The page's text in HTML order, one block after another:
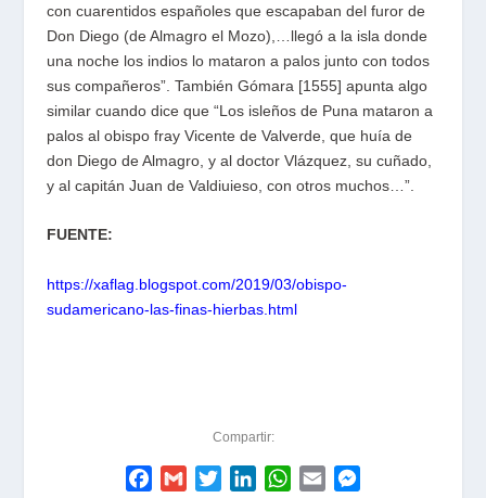
con cuarentidos españoles que escapaban del furor de
Don Diego (de Almagro el Mozo),…llegó a la isla donde
una noche los indios lo mataron a palos junto con todos
sus compañeros”. También Gómara [1555] apunta algo
similar cuando dice que “Los isleños de Puna mataron a
palos al obispo fray Vicente de Valverde, que huía de
don Diego de Almagro, y al doctor Vlázquez, su cuñado,
y al capitán Juan de Valdiuieso, con otros muchos…”.
FUENTE:
https://xaflag.blogspot.com/2019/03/obispo-
sudamericano-las-finas-hierbas.html
Compartir:
G
W